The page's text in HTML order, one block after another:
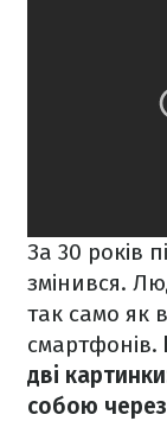
За 30 років
змінився.
так само як
смартфонів.
дві
собою